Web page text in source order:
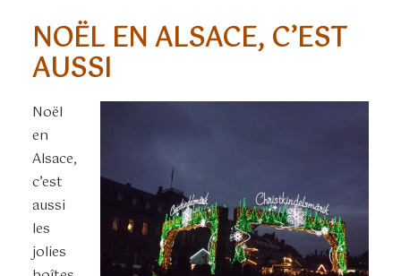
NOËL EN ALSACE, C’EST
AUSSI
Noël
en
Alsace,
c’est
aussi
les
jolies